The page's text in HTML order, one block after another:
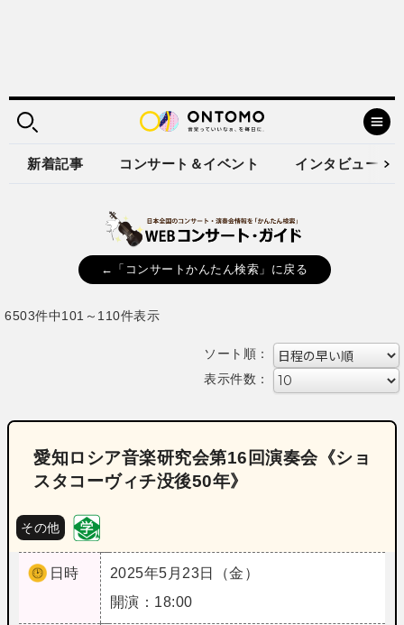
新着記事 コンサート＆イベント インタビュー
←「コンサートかんたん検索」に戻る
6503件中101～110件表示
ソート順：
表示件数：
愛知ロシア音楽研究会第16回演奏会《ショ
スタコーヴィチ没後50年》
その他
日時
2025年5月23日（金）
開演：18:00